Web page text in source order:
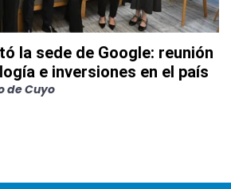
la sede de Google: reunión
e inversiones en el país
de Cuyo